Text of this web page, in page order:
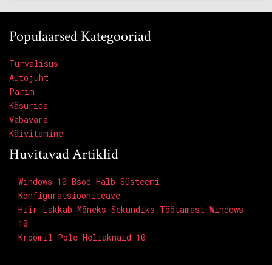
Populaarsed Kategooriad
Turvalisus
Autojuht
Parim
Käsurida
Vabavara
Käivitamine
Huvitavad Artiklid
Windows 10 Bsod Halb Süsteemi
Konfiguratsiooniteave
Hiir Lakkab Mõneks Sekundiks Töötamast Windows
10
Kroomil Pole Heliaknaid 10